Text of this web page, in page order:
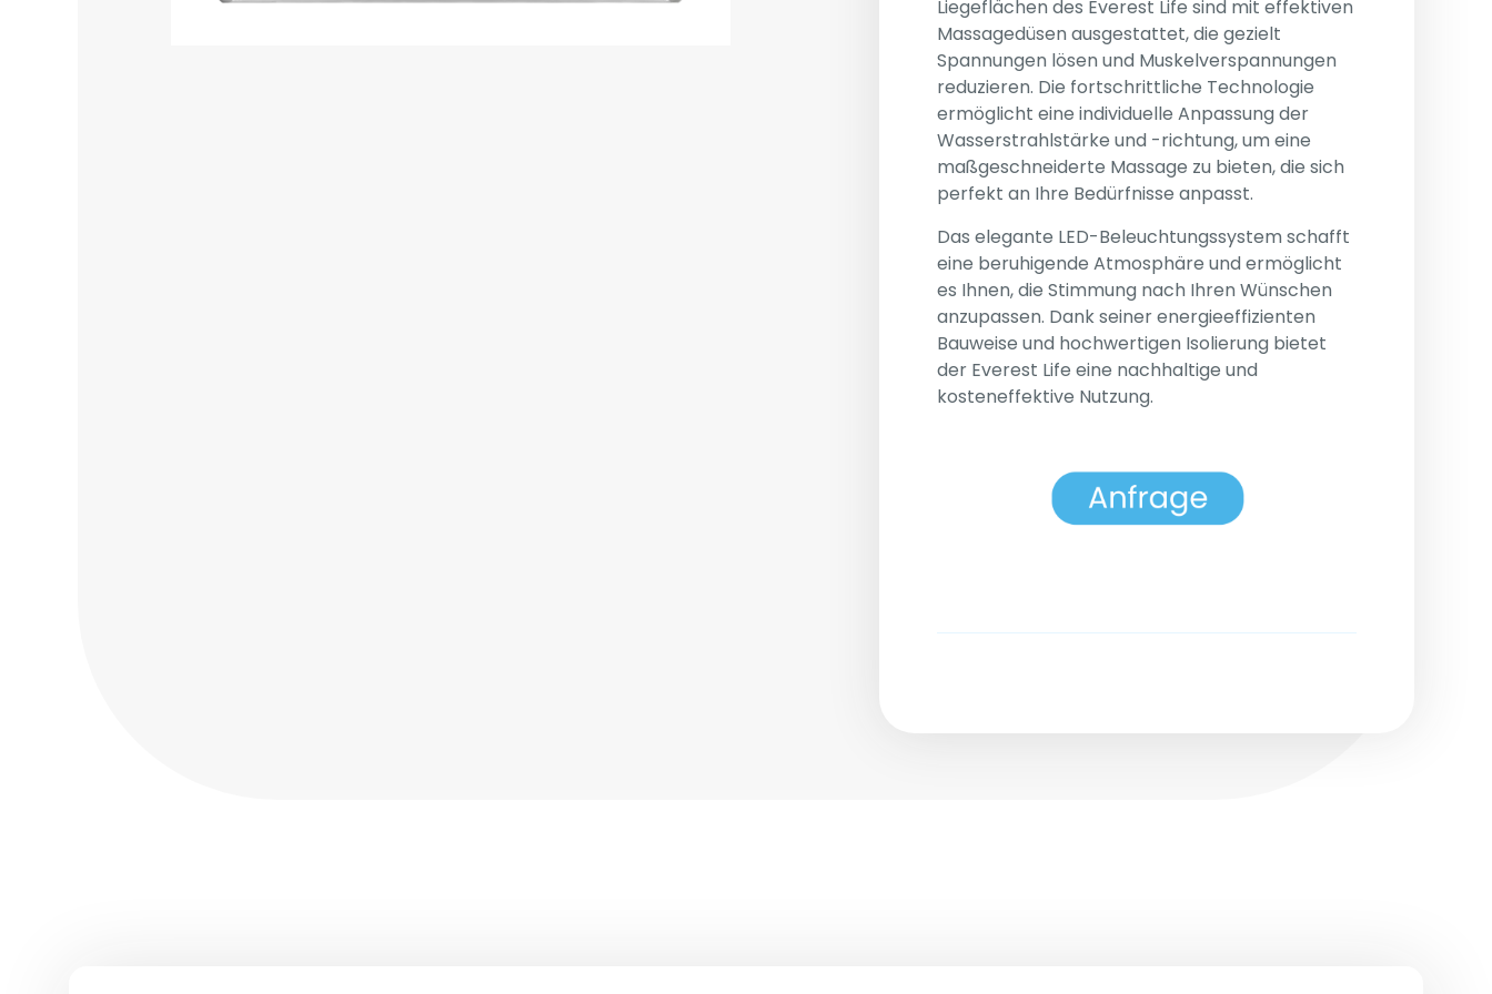
Liegeflächen des Everest Life sind mit effektiven
Massagedüsen ausgestattet, die gezielt
Spannungen lösen und Muskelverspannungen
reduzieren. Die fortschrittliche Technologie
ermöglicht eine individuelle Anpassung der
Wasserstrahlstärke und -richtung, um eine
maßgeschneiderte Massage zu bieten, die sich
perfekt an Ihre Bedürfnisse anpasst.
Das elegante LED-Beleuchtungssystem schafft
eine beruhigende Atmosphäre und ermöglicht
es Ihnen, die Stimmung nach Ihren Wünschen
anzupassen. Dank seiner energieeffizienten
Bauweise und hochwertigen Isolierung bietet
der Everest Life eine nachhaltige und
kosteneffektive Nutzung.